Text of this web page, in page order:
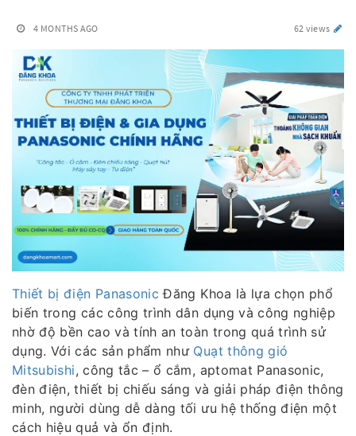
4 MONTHS AGO 62 views
Thiết bị điện Panasonic Đăng Khoa là lựa chọn phổ
biến trong các công trình dân dụng và công nghiệp
nhờ độ bền cao và tính an toàn trong quá trình sử
dụng. Với các sản phẩm như Quạt thông gió
Mitsubishi, công tắc – ổ cắm, aptomat Panasonic,
đèn điện, thiết bị chiếu sáng và giải pháp điện thông
minh, người dùng dễ dàng tối ưu hệ thống điện một
cách hiệu quả và ổn định.